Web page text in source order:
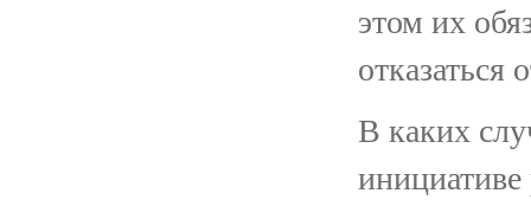
этом их
отказаться
В каких
инициативе